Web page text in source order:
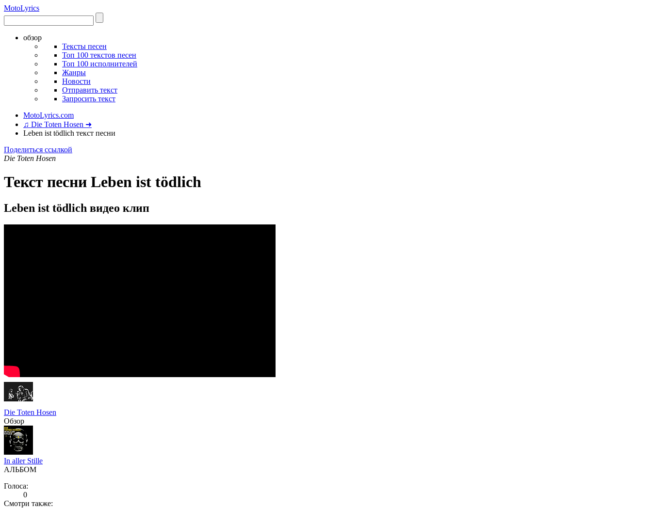
MotoLyrics
обзор
Тексты песен
Топ 100 текстов песен
Топ 100 исполнителей
Жанры
Новости
Отправить текст
Запросить текст
MotoLyrics.com
♫ Die Toten Hosen ➜
Leben ist tödlich текст песни
Поделиться ссылкой
Die Toten Hosen
Текст песни Leben ist tödlich
Leben ist tödlich видео клип
Die Toten Hosen
Обзор
In aller Stille
АЛЬБОМ
Голоса:
0
Смотри также: